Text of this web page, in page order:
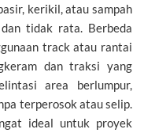
kerikil, atau sampah
tidak rata. Berbeda
track atau rantai
dan traksi yang
area berlumpur,
terperosok atau selip.
ideal untuk proyek